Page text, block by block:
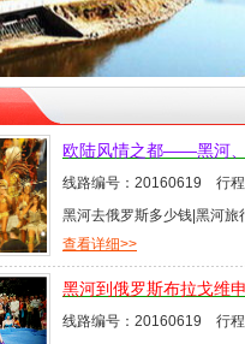
欧陆风情之都——黑河
线路编号：20160619 行程
黑河去俄罗斯多少钱|黑河
查看详细>>
黑河到俄罗斯布拉戈维
线路编号：20160619 行程